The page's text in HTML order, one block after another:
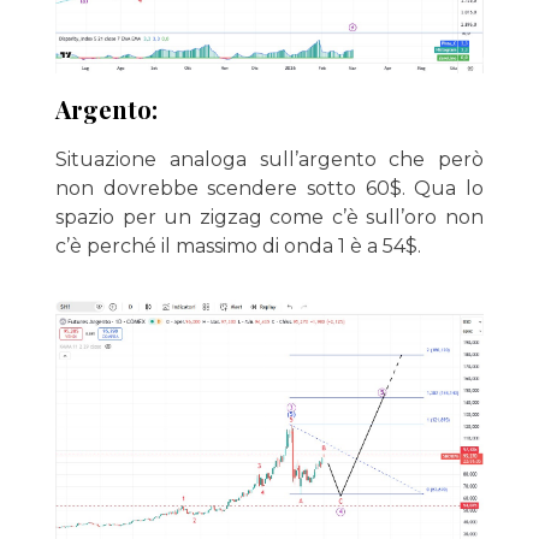
Argento:
Situazione analoga sull’argento che però
non dovrebbe scendere sotto 60$. Qua lo
spazio per un zigzag come c’è sull’oro non
c’è perché il massimo di onda 1 è a 54$.